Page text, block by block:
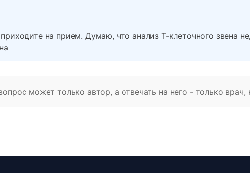
на прием. Думаю, что анализ Т-клеточного звена
может только автор, а отвечать на него - только